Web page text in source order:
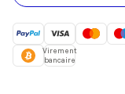
Virement
bancaire